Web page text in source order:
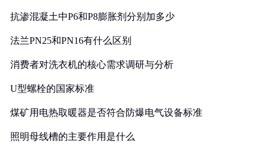
抗渗混凝土中P6和P8膨胀剂分别加多少
法兰PN25和PN16有什么区别
消费者对洗衣机的核心需求调研与分析
U型螺栓的国家标准
煤矿用电热取暖器是否符合防爆电气设备标准
照明母线槽的主要作用是什么